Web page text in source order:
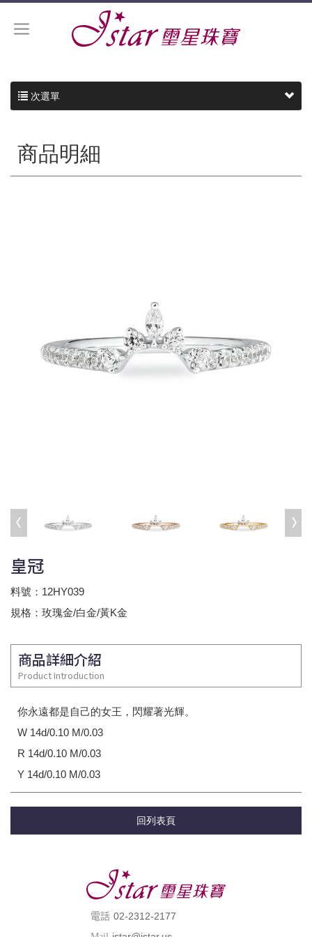
次選單
商品明細
皇冠
料號：12HY039
規格：玫瑰金/白金/黃K金
商品詳細介紹
Product Introduction
你永遠都是自己的女王，閃耀著光輝。
W 14d/0.10 M/0.03
R 14d/0.10 M/0.03
Y 14d/0.10 M/0.03
回列表頁
電話 02-2312-2177